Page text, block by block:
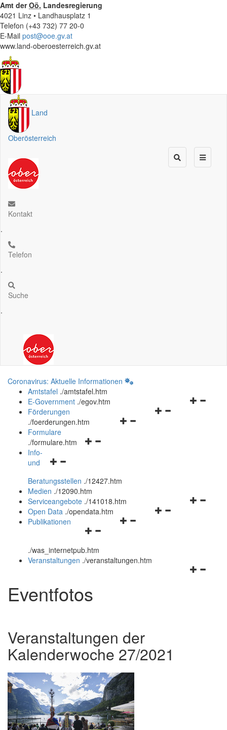
Amt derOö. Landesregierung
4021 Linz • Landhausplatz 1
Telefon (+43 732) 77 20-0
E-Mail post@ooe.gv.at
www.land-oberoesterreich.gv.at
Land
Oberösterreich
Kontakt
.
Telefon
.
Suche
.
Coronavirus: Aktuelle Informationen
Amtstafel ./amtstafel.htm
Navigationsmenü
E-Government ./egov.htm
Navigationsmenü
Förderungen
./foerderungen.htm
Navigationsmenü
Formulare
./formulare.htm
Navigationsmenü
und
schließen
Info-
und
Beratungsstellen ./12427.htm
Medien ./12090.htm
Navigationsmenü
Serviceangebote ./141018.htm
Navigationsmenü
Open Data ./opendata.htm
Navigationsmenü
und
schließen
Publikationen
./was_internetpub.htm
Veranstaltungen ./veranstaltungen.htm
Eventfotos
Veranstaltungen der
Kalenderwoche 27/2021